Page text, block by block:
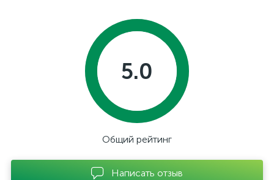
5.0
Общий рейтинг
Написать отзыв